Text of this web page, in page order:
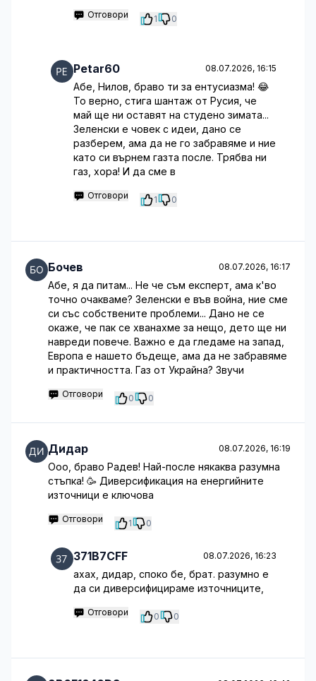
Отговори 1 0
Petar60 08.07.2026, 16:15
Абе, Нилов, браво ти за ентусиазма! 😂
То верно, стига шантаж от Русия, че
май ще ни оставят на студено зимата...
Зеленски е човек с идеи, дано се
разберем, ама да не го забравяме и ние
като си върнем газта после. Трябва ни
газ, хора! И да сме в
Отговори 1 0
Бочев 08.07.2026, 16:17
Абе, я да питам... Не че съм експерт, ама к'во
точно очакваме? Зеленски е във война, ние сме
си със собствените проблеми... Дано не се
окаже, че пак се хванахме за нещо, дето ще ни
навреди повече. Важно е да гледаме на запад,
Европа е нашето бъдеще, ама да не забравяме
и практичността. Газ от Украйна? Звучи
Отговори 0 0
Дидар 08.07.2026, 16:19
Ооо, браво Радев! Най-после някаква разумна
стъпка! 🥳 Диверсификация на енергийните
източници е ключова
Отговори 1 0
371B7CFF 08.07.2026, 16:23
ахах, дидар, споко бе, брат. разумно е
да си диверсифицираме източниците,
Отговори 0 0